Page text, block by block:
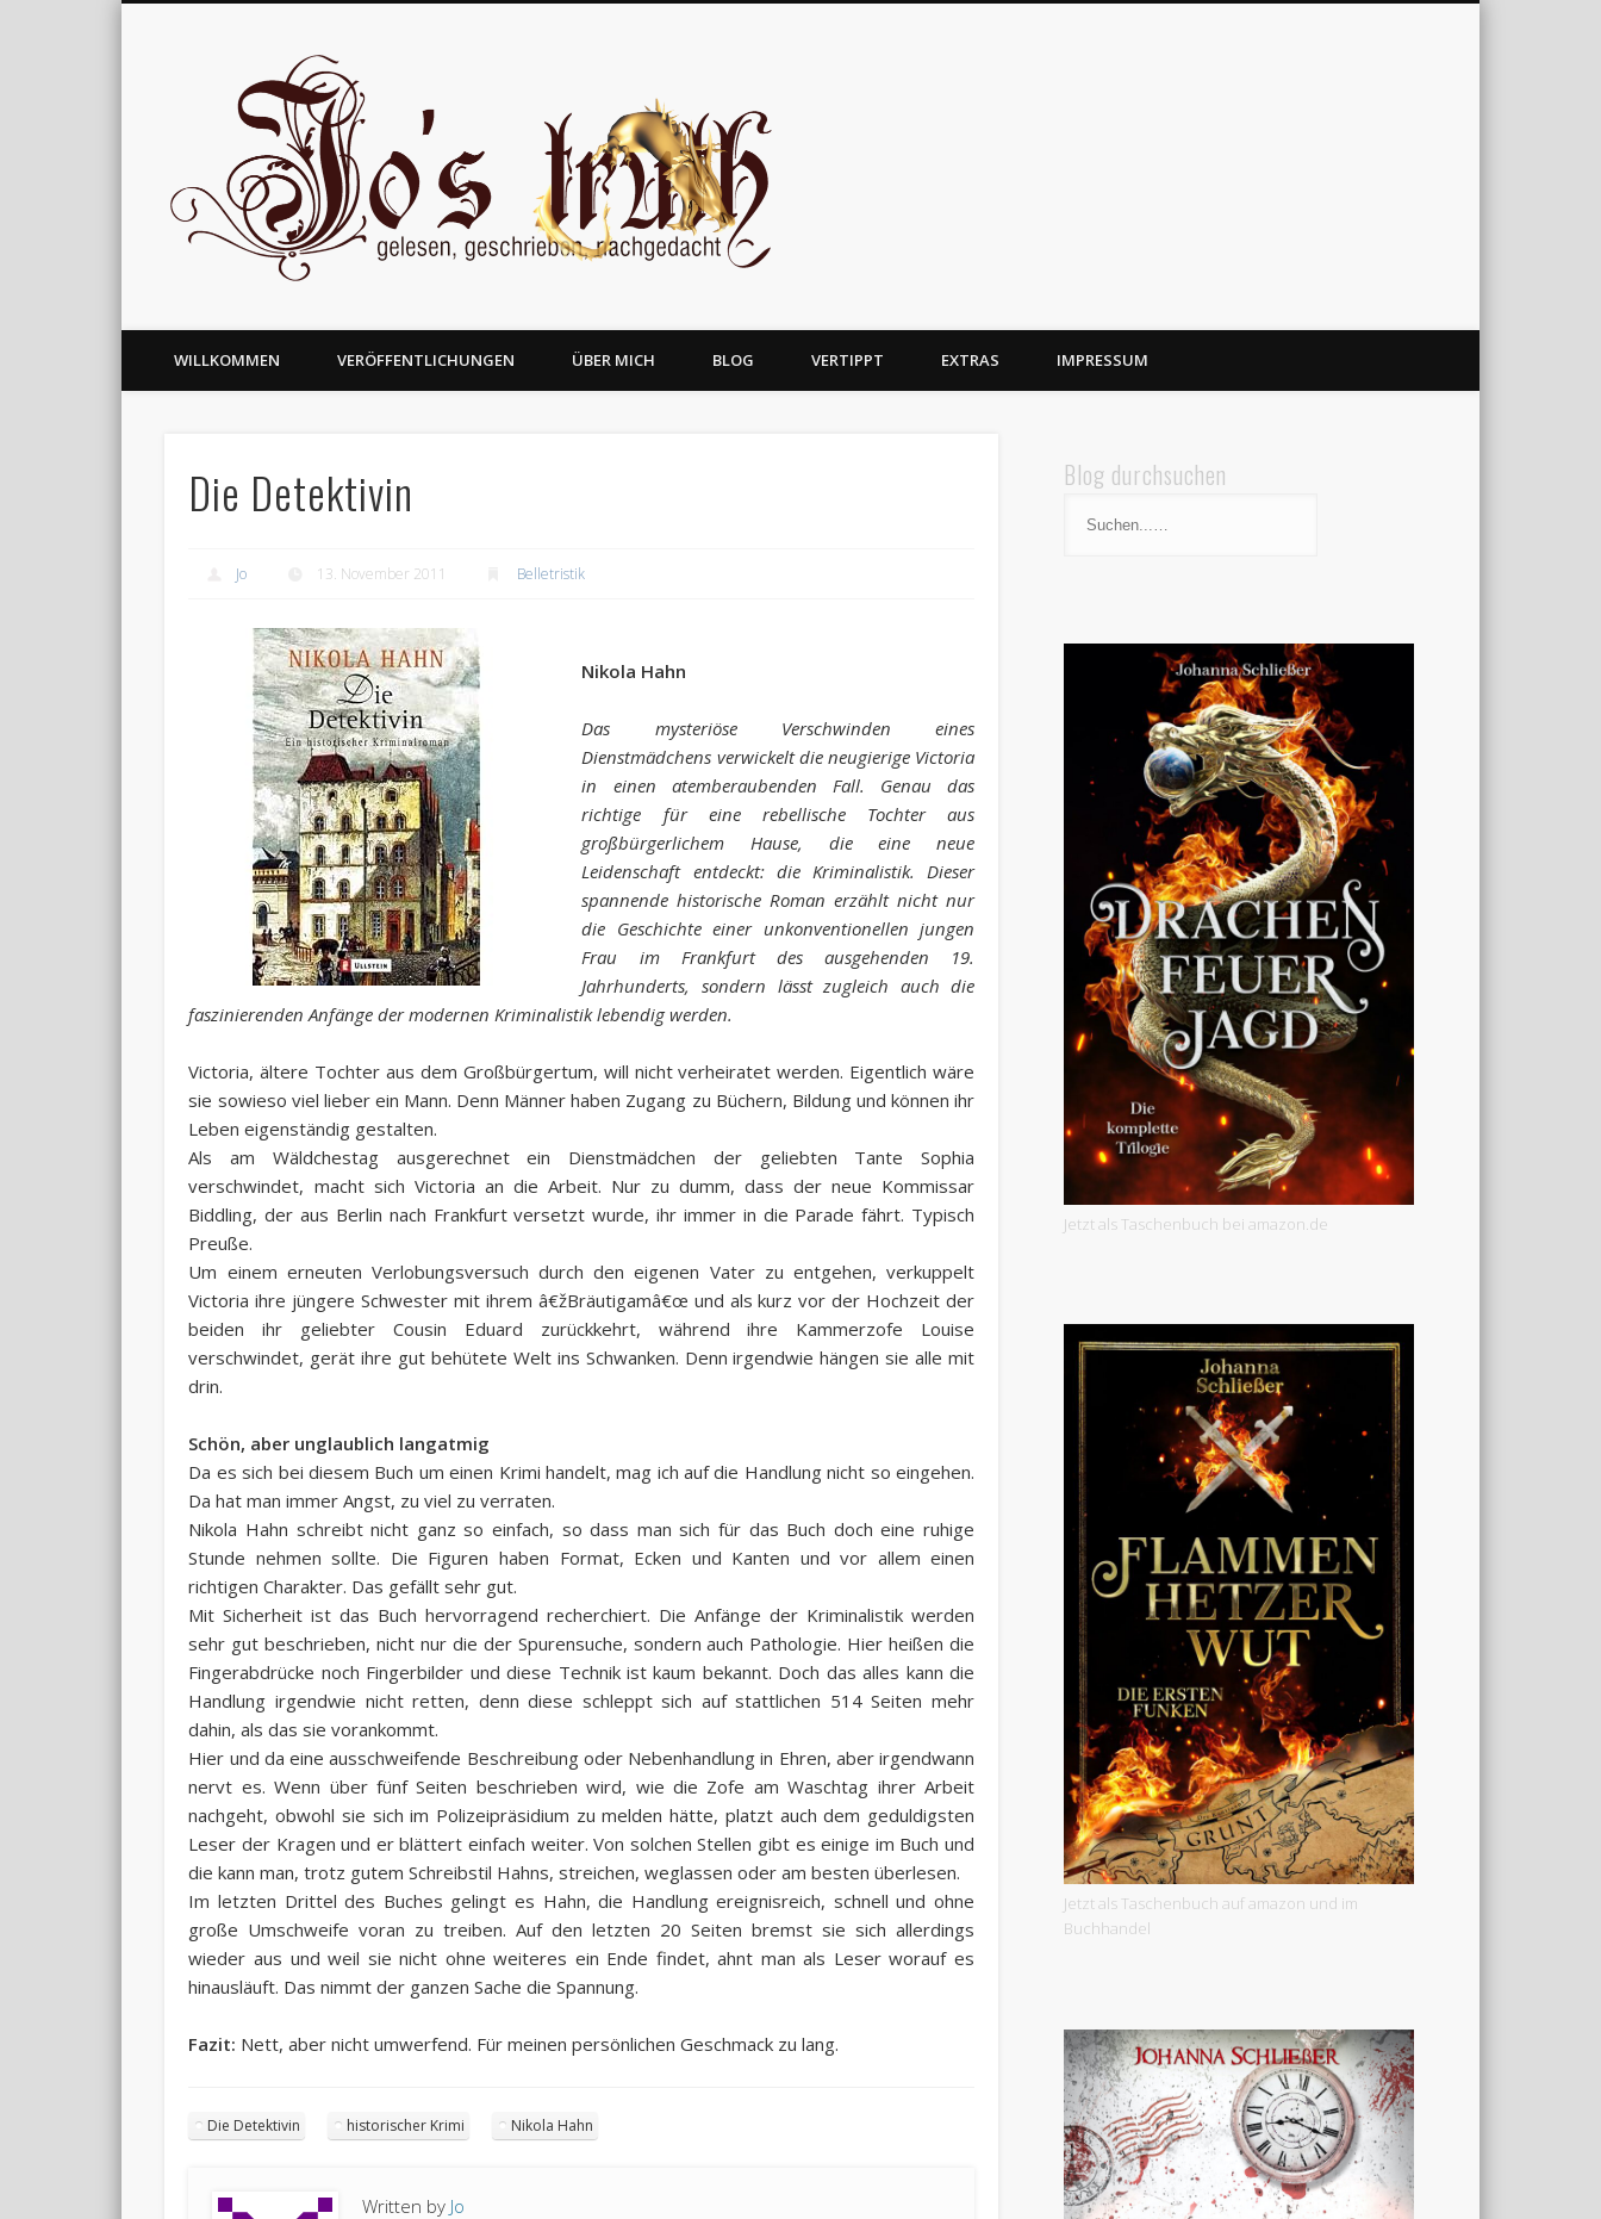
gelesen, geschrieben und nachgedacht
WILLKOMMEN VERÖFFENTLICHUNGEN ÜBER MICH BLOG VERTIPPT EXTRAS IMPRESSUM
Die Detektivin
Jo 13. November 2011 Belletristik
Nikola Hahn
Das mysteriöse Verschwinden eines
Dienstmädchens verwickelt die neugierige Victoria
in einen atemberaubenden Fall. Genau das
richtige für eine rebellische Tochter aus
großbürgerlichem Hause, die eine neue
Leidenschaft entdeckt: die Kriminalistik. Dieser
spannende historische Roman erzählt nicht nur
die Geschichte einer unkonventionellen jungen
Frau im Frankfurt des ausgehenden 19.
Jahrhunderts, sondern lässt zugleich auch die
faszinierenden Anfänge der modernen Kriminalistik lebendig werden.
Victoria, ältere Tochter aus dem Großbürgertum, will nicht verheiratet werden. Eigentlich wäre
sie sowieso viel lieber ein Mann. Denn Männer haben Zugang zu Büchern, Bildung und können ihr
Leben eigenständig gestalten.
Als am Wäldchestag ausgerechnet ein Dienstmädchen der geliebten Tante Sophia
verschwindet, macht sich Victoria an die Arbeit. Nur zu dumm, dass der neue Kommissar
Biddling, der aus Berlin nach Frankfurt versetzt wurde, ihr immer in die Parade fährt. Typisch
Preuße.
Um einem erneuten Verlobungsversuch durch den eigenen Vater zu entgehen, verkuppelt
Victoria ihre jüngere Schwester mit ihrem â€žBräutigamâ€œ und als kurz vor der Hochzeit der
beiden ihr geliebter Cousin Eduard zurückkehrt, während ihre Kammerzofe Louise
verschwindet, gerät ihre gut behütete Welt ins Schwanken. Denn irgendwie hängen sie alle mit
drin.
Schön, aber unglaublich langatmig
Da es sich bei diesem Buch um einen Krimi handelt, mag ich auf die Handlung nicht so eingehen.
Da hat man immer Angst, zu viel zu verraten.
Nikola Hahn schreibt nicht ganz so einfach, so dass man sich für das Buch doch eine ruhige
Stunde nehmen sollte. Die Figuren haben Format, Ecken und Kanten und vor allem einen
richtigen Charakter. Das gefällt sehr gut.
Mit Sicherheit ist das Buch hervorragend recherchiert. Die Anfänge der Kriminalistik werden
sehr gut beschrieben, nicht nur die der Spurensuche, sondern auch Pathologie. Hier heißen die
Fingerabdrücke noch Fingerbilder und diese Technik ist kaum bekannt. Doch das alles kann die
Handlung irgendwie nicht retten, denn diese schleppt sich auf stattlichen 514 Seiten mehr
dahin, als das sie vorankommt.
Hier und da eine ausschweifende Beschreibung oder Nebenhandlung in Ehren, aber irgendwann
nervt es. Wenn über fünf Seiten beschrieben wird, wie die Zofe am Waschtag ihrer Arbeit
nachgeht, obwohl sie sich im Polizeipräsidium zu melden hätte, platzt auch dem geduldigsten
Leser der Kragen und er blättert einfach weiter. Von solchen Stellen gibt es einige im Buch und
die kann man, trotz gutem Schreibstil Hahns, streichen, weglassen oder am besten überlesen.
Im letzten Drittel des Buches gelingt es Hahn, die Handlung ereignisreich, schnell und ohne
große Umschweife voran zu treiben. Auf den letzten 20 Seiten bremst sie sich allerdings
wieder aus und weil sie nicht ohne weiteres ein Ende findet, ahnt man als Leser worauf es
hinausläuft. Das nimmt der ganzen Sache die Spannung.
Fazit: Nett, aber nicht umwerfend. Für meinen persönlichen Geschmack zu lang.
Die Detektivin historischer Krimi Nikola Hahn
Written by Jo
Blog durchsuchen
Jetzt als Taschenbuch bei amazon.de
Jetzt als Taschenbuch auf amazon und im
Buchhandel